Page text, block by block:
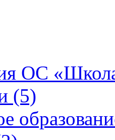
ОС
(5)